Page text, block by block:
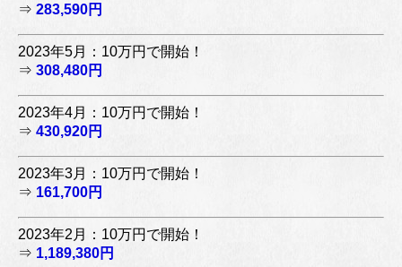
⇒ 283,590円
2023年5月：10万円で開始！
⇒ 308,480円
2023年4月：10万円で開始！
⇒ 430,920円
2023年3月：10万円で開始！
⇒ 161,700円
2023年2月：10万円で開始！
⇒ 1,189,380円